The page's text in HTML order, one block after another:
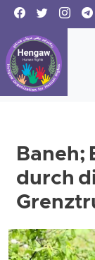
Baneh;
durch